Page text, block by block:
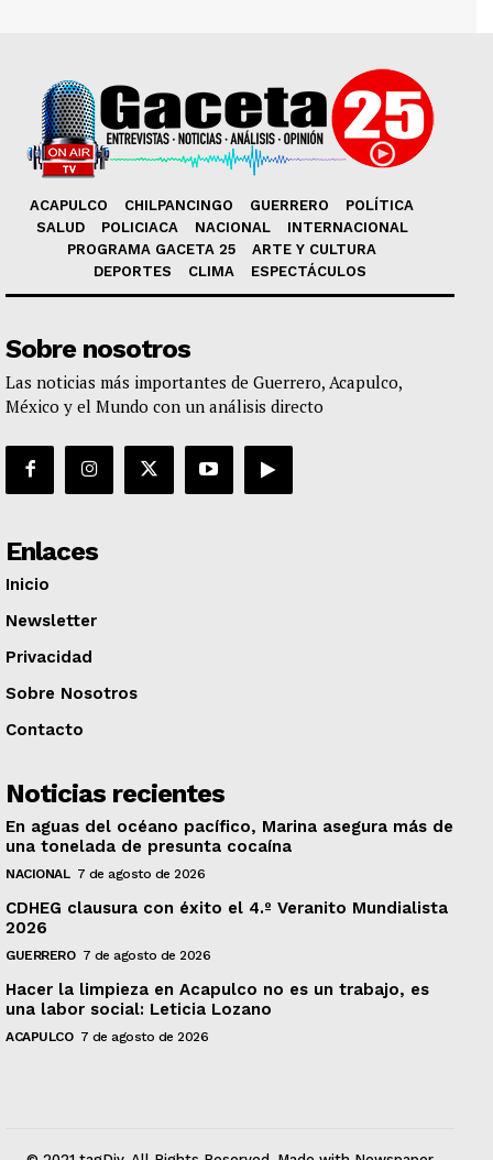
ACAPULCO CHILPANCINGO GUERRERO
POLÍTICA
SALUD
POLICIACA NACIONAL
INTERNACIONAL
PROGRAMA GACETA 25
ARTE Y CULTURA
DEPORTES
CLIMA ESPECTÁCULOS
Sobre nosotros
Las noticias más importantes de Guerrero, Acapulco,
México y el Mundo con un análisis directo
Enlaces
Inicio
Newsletter
Privacidad
Sobre Nosotros
Contacto
Noticias recientes
En aguas del océano pacífico, Marina asegura más de
una tonelada de presunta cocaína
NACIONAL 7 de agosto de 2026
CDHEG clausura con éxito el 4.º Veranito Mundialista
2026
GUERRERO 7 de agosto de 2026
Hacer la limpieza en Acapulco no es un trabajo, es
una labor social: Leticia Lozano
ACAPULCO 7 de agosto de 2026